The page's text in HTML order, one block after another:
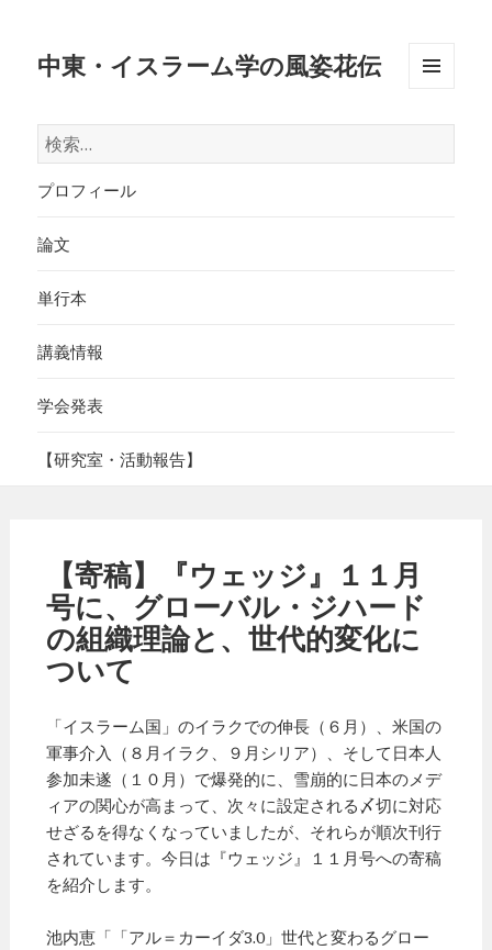
中東・イスラーム学の風姿花伝
検
索:
プロフィール
論文
単行本
講義情報
学会発表
【研究室・活動報告】
【寄稿】『ウェッジ』１１月
号に、グローバル・ジハード
の組織理論と、世代的変化に
ついて
「イスラーム国」のイラクでの伸長（６月）、米国の
軍事介入（８月イラク、９月シリア）、そして日本人
参加未遂（１０月）で爆発的に、雪崩的に日本のメデ
ィアの関心が高まって、次々に設定される〆切に対応
せざるを得なくなっていましたが、それらが順次刊行
されています。今日は『ウェッジ』１１月号への寄稿
を紹介します。
池内恵「「アル＝カーイダ3.0」世代と変わるグロー